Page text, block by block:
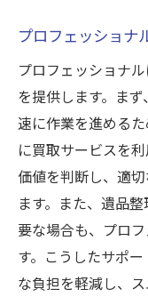
プロフェッショナ
プロフェッショナ
を提供します。ま
速に作業を進める
に買取サービスを
価値を判断し、適
ます。また、遺品
要な場合も、プロ
す。こうしたサポ
な負担を軽減し、